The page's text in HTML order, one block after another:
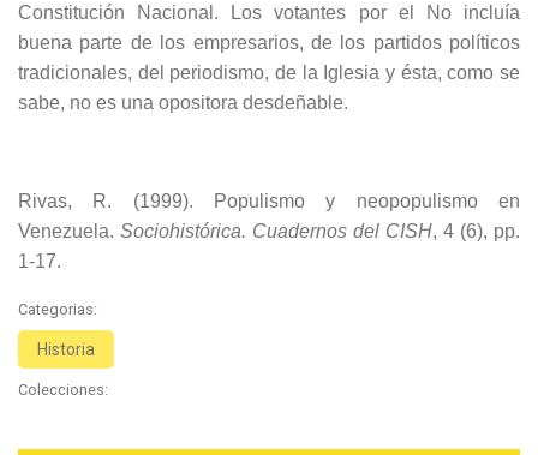
Constitución Nacional. Los votantes por el No incluía
buena parte de los empresarios, de los partidos políticos
tradicionales, del periodismo, de la Iglesia y ésta, como se
sabe, no es una opositora desdeñable.
Rivas, R. (1999). Populismo y neopopulismo en
Venezuela. Sociohistórica. Cuadernos del CISH, 4 (6), pp.
1-17.
Categorias:
Historia
Colecciones: